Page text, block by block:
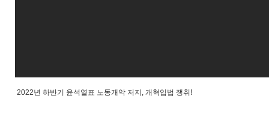
2022년 하반기 윤석열표 노동개악 저지, 개혁입법 쟁취!